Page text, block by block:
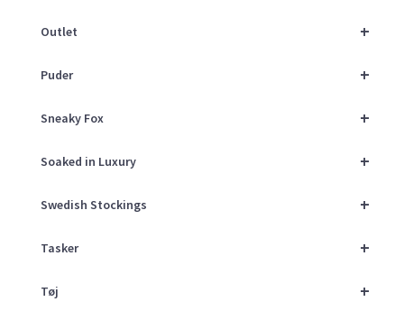
+
Outlet
+
Puder
+
Sneaky Fox
+
Soaked in Luxury
+
Swedish Stockings
+
Tasker
+
Tøj